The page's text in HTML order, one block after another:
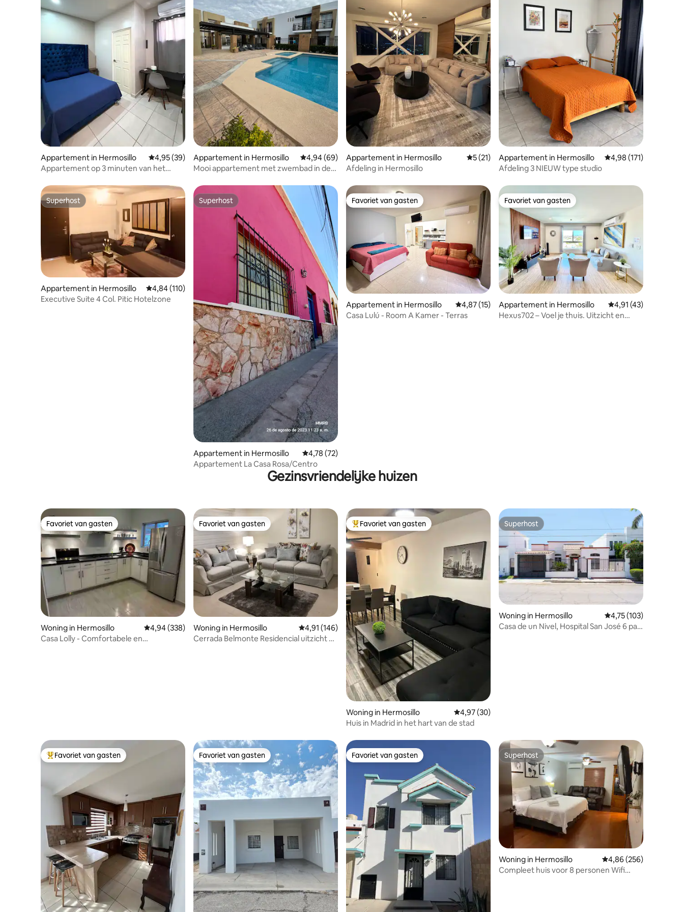
Appartement in Hermosillo Gemiddelde beoordeling van 4,95 uit 5, 39 recensies
4,95 (39)
Appartement op 3 minuten van het
Appartement in Hermosillo Gemiddelde beoordeling van 4,94 uit 5, 69 recensies
4,94 (69)
Mooi appartement met zwembad in de
Appartement in Hermosillo Gemiddelde beoordeling van 5 uit 5, 21 recensies
5 (21)
Afdeling in Hermosillo
Appartement in Hermosillo Gemiddelde
4,98 (171)
Afdeling 3 NIEUW type studio
Superhost
Superhost
Appartement in Hermosillo Gemiddelde beoordeling van 4,84 uit 5, 110 recensies
4,84 (110)
Executive Suite 4 Col. Pitic Hotelzone
Superhost
Superhost
Appartement in Hermosillo Gemiddelde beoordeling van 4,78 uit 5, 72 recensies
4,78 (72)
Appartement La Casa Rosa/Centro
Favoriet van gasten
Favoriet van gasten
Appartement in Hermosillo Gemiddelde beoordeling van 4,87 uit 5, 15 recensies
4,87 (15)
Casa Lulú - Room A Kamer - Terras
Favoriet van gasten
Favoriet van gasten
Appartement in Hermosillo Gemiddelde
4,91 (43)
Hexus702 – Voel je thuis. Uitzicht en
Gezinsvriendelijke huizen
Favoriet van gasten
Favoriet van gasten
Woning in Hermosillo Gemiddelde beoordeling van 4,94 uit 5, 338 recensies
4,94 (338)
Casa Lolly - Comfortabele en
Favoriet van gasten
Favoriet van gasten
Woning in Hermosillo Gemiddelde beoordeling van 4,91 uit 5, 146 recensies
4,91 (146)
Cerrada Belmonte Residencial uitzicht op
Topfavoriet van gasten
Favoriet van gasten
Woning in Hermosillo Gemiddelde beoordeling van 4,97 uit 5, 30 recensies
4,97 (30)
Huis in Madrid in het hart van de stad
Superhost
Superhost
Woning in Hermosillo Gemiddelde
4,75 (103)
Casa de un Nivel, Hospital San José 6 pax.
Topfavoriet van gasten
Favoriet van gasten Favoriet van gasten
Favoriet van gasten Favoriet van gasten
Favoriet van gasten Superhost
Superhost
Woning in Hermosillo Gemiddelde
4,86 (256)
Compleet huis voor 8 personen Wifi